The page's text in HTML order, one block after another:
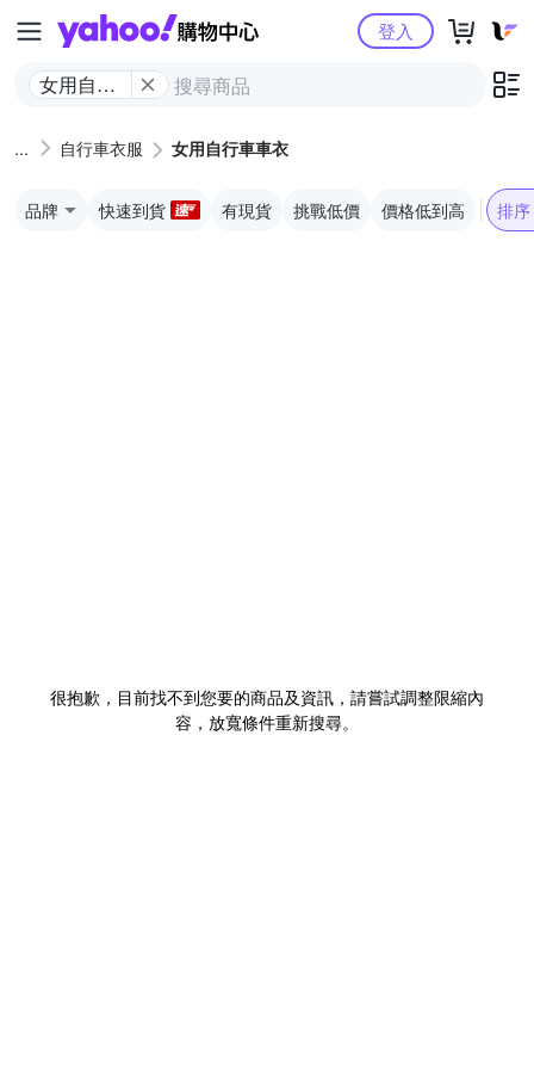
Yahoo購物中心
女用自行
登入
自行車衣服 女用自行車車衣
品牌 快速到貨 有現貨 挑戰低價 價格低到高 排序
很抱歉，目前找不到您要的商品及資訊，請嘗試調整限縮內
容，放寬條件重新搜尋。